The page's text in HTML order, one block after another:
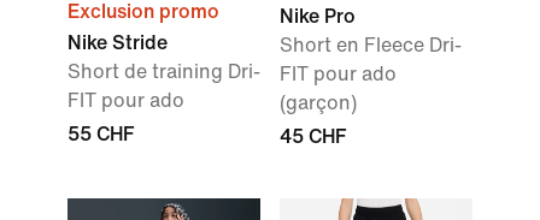
Exclusion promo
Nike Stride
Short de training Dri-
FIT pour ado
55 CHF
Nike Pro
Short en Fleece Dri-
FIT pour ado
(garçon)
45 CHF